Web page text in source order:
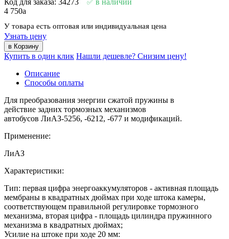
4 750a
У товара есть оптовая или индивидуальная цена
Узнать цену
Купить в один клик Нашли дешевле? Снизим цену!
Описание
Способы оплаты
Для преобразования энергии сжатой пружины в
действие задних тормозных механизмов
автобусов ЛиАЗ-5256, -6212, -677 и модификаций.
Применение:
ЛиАЗ
Характеристики:
Тип: первая цифра энергоаккумуляторов - активная площадь
мембраны в квадратных дюймах при ходе штока камеры,
соответствующем правильной регулировке тормозного
механизма, вторая цифра - площадь цилиндра пружинного
механизма в квадратных дюймах;
Усилие на штоке при ходе 20 мм: